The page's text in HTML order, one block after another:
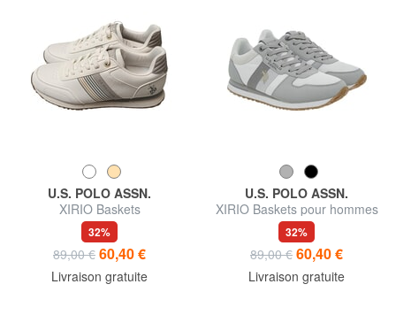
U.S. POLO ASSN.
XIRIO Baskets
32%
89,00 € 60,40 €
Livraison gratuite
U.S. POLO ASSN.
XIRIO Baskets pour hommes
32%
89,00 € 60,40 €
Livraison gratuite